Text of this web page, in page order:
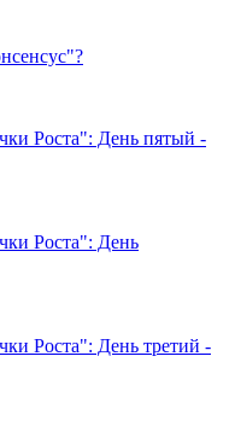
Роста": День пятый -
Роста": День
Роста": День третий -